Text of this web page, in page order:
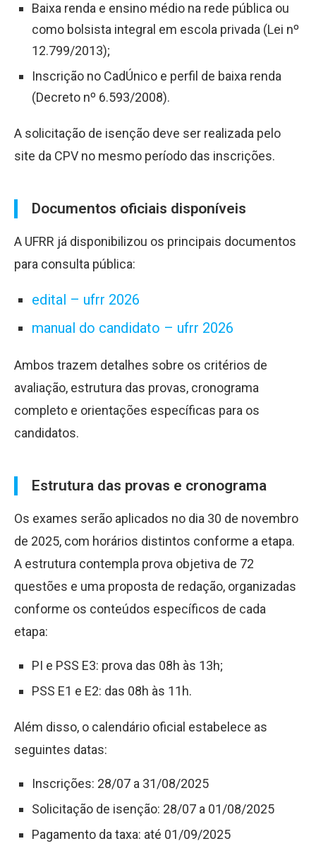
Baixa renda e ensino médio na rede pública ou
como bolsista integral em escola privada (Lei nº
12.799/2013);
Inscrição no CadÚnico e perfil de baixa renda
(Decreto nº 6.593/2008).
A solicitação de isenção deve ser realizada pelo
site da CPV no mesmo período das inscrições.
Documentos oficiais disponíveis
A UFRR já disponibilizou os principais documentos
para consulta pública:
edital – ufrr 2026
manual do candidato – ufrr 2026
Ambos trazem detalhes sobre os critérios de
avaliação, estrutura das provas, cronograma
completo e orientações específicas para os
candidatos.
Estrutura das provas e cronograma
Os exames serão aplicados no dia 30 de novembro
de 2025, com horários distintos conforme a etapa.
A estrutura contempla prova objetiva de 72
questões e uma proposta de redação, organizadas
conforme os conteúdos específicos de cada
etapa:
PI e PSS E3: prova das 08h às 13h;
PSS E1 e E2: das 08h às 11h.
Além disso, o calendário oficial estabelece as
seguintes datas:
Inscrições: 28/07 a 31/08/2025
Solicitação de isenção: 28/07 a 01/08/2025
Pagamento da taxa: até 01/09/2025